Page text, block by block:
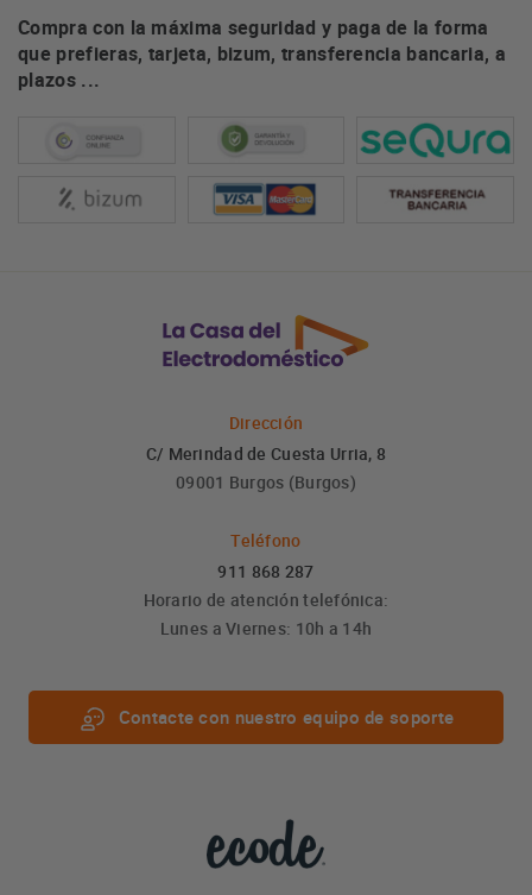
Compra con la máxima seguridad y paga de la forma
que prefieras, tarjeta, bizum, transferencia bancaria, a
plazos ...
Dirección
C/ Merindad de Cuesta Urria, 8
09001 Burgos (Burgos)
Teléfono
911 868 287
Horario de atención telefónica:
Lunes a Viernes: 10h a 14h
Contacte con nuestro equipo de soporte